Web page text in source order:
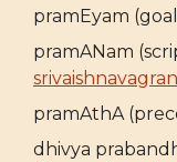
pramEyam
pramANam
pramAthA
dhivya